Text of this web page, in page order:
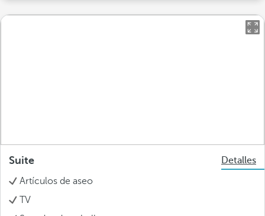
Suite
Detalles
Artículos de aseo
TV